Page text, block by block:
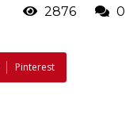
2876 0
Pinterest